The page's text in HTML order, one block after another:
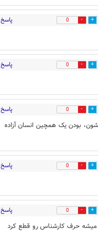
0 پاسخ
0 پاسخ
0 پاسخ
بودن یک همچین انسان آزاده
0 پاسخ
0 پاسخ
میشه حرف کارشناس رو قطع کرد